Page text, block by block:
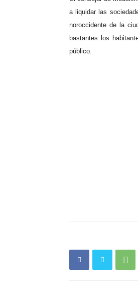
a liquidar las
noroccidente de la
bastantes los
público.